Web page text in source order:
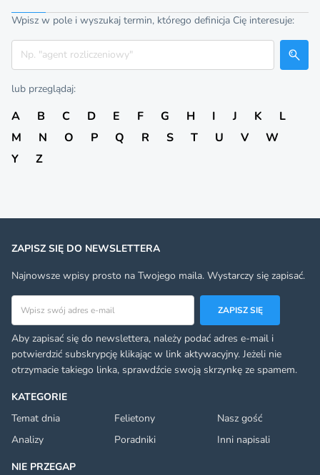
Wpisz w pole i wyszukaj termin, którego definicja Cię interesuje:
Szukaj
lub przeglądaj:
A B C D E F G H I J K
L
M
N O P Q R S T U V
W
Y
Z
KATEGORIE
Temat dnia
Felietony
Nasz gość
Analizy
Poradniki
Inni napisali
NIE PRZEGAP
ZAPISZ SIĘ DO NEWSLETTERA
Najnowsze wpisy prosto na Twojego maila. Wystarczy się zapisać.
ZAPISZ SIĘ
Aby zapisać się do newslettera, należy podać adres e-mail i
potwierdzić subskrypcję klikając w link aktywacyjny. Jeżeli nie
otrzymacie takiego linka, sprawdźcie swoją skrzynkę ze spamem.